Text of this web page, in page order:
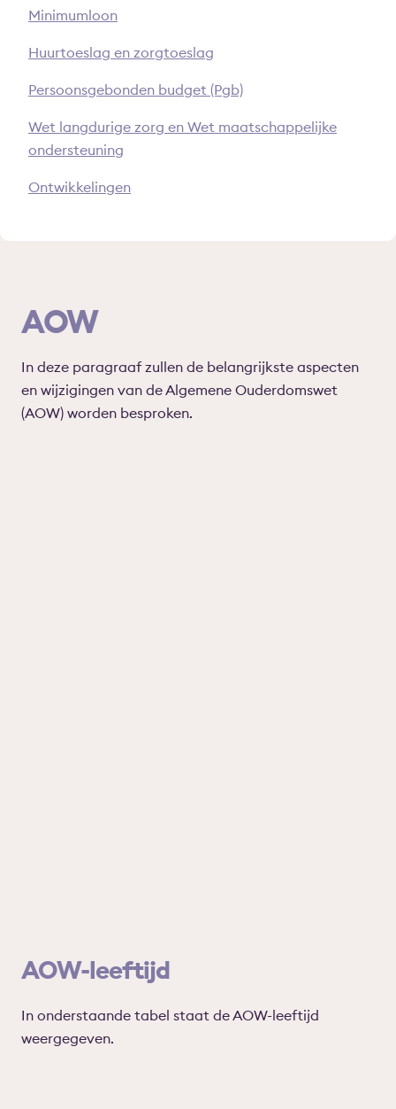
Minimumloon
Huurtoeslag en zorgtoeslag
Persoonsgebonden budget (Pgb)
Wet langdurige zorg en Wet maatschappelijke
ondersteuning
Ontwikkelingen
AOW
In deze paragraaf zullen de belangrijkste aspecten
en wijzigingen van de Algemene Ouderdomswet
(AOW) worden besproken.
AOW-leeftijd
In onderstaande tabel staat de AOW-leeftijd
weergegeven.